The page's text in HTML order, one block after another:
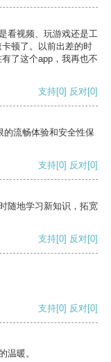
看视频、玩游戏还是工
顿了。以前出差的时
了这个app，我再也不
支持[0] 反对[0]
的流畅体验和安全性保
支持[0] 反对[0]
随地学习新知识，拓宽
支持[0] 反对[0]
支持[0] 反对[0]
温暖。